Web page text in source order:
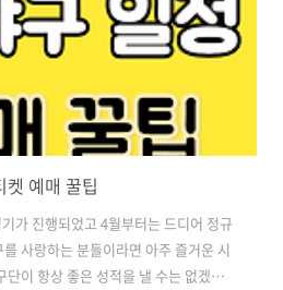
예매 꿀팁
가 진행되었고 4월부터는 드디어 정규
사랑하는 분들이라면 아주 즐거운 시
이 항상 좋은 성적을 낼 수는 없겠지